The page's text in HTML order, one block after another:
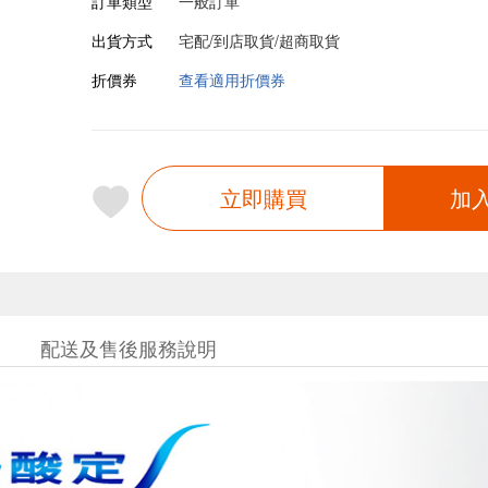
出貨方式
宅配/到店取貨/超商取貨
折價券
查看適用折價券
立即購買 加
配送及售後服務說明